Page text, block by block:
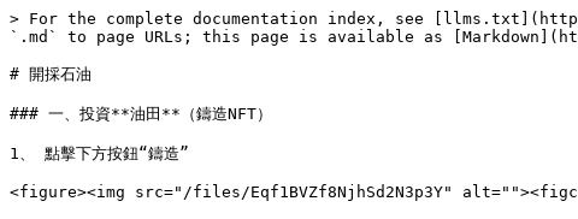
> For the complete documentation index, see
`.md` to page URLs; this page is available as
# 開採石油
### 一、投資**油田**（鑄造NFT）
1、 點擊下方按鈕“鑄造”
<figure><img src="/files/Eqf1BVZf8NjhSd2N3p3Y"